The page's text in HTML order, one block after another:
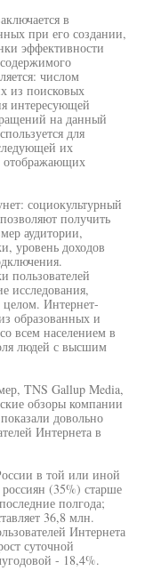
в
при его создании,
эффективности
числом
из поисковых
интересующей
на данный
для
их
отображающих
социокультурный
получить
аудитории,
уровень доходов
пользователей
исследования,
целом. Интернет-
образованных и
всем населением в
людей с высшим
TNS Gallup Media,
обзоры компании
довольно
Интернета в
в той или иной
(35%) старше
полгода;
36,8 млн.
Интернета
суточной
- 18,4%.